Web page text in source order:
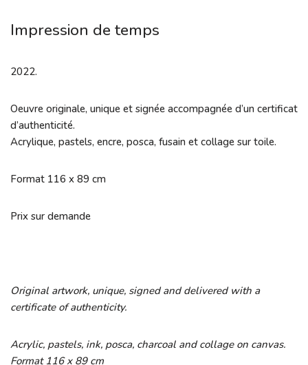
Impression de temps
2022.
Oeuvre originale, unique et signée accompagnée d’un certificat
d’authenticité.
Acrylique, pastels, encre, posca, fusain et collage sur toile.
Format 116 x 89 cm
Prix sur demande
Original artwork, unique, signed and delivered with a
certificate of authenticity.
Acrylic, pastels, ink, posca, charcoal and collage on canvas.
Format 116 x 89 cm